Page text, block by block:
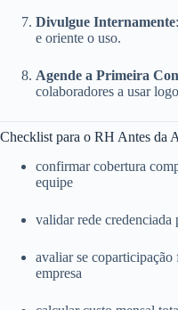
Divulgue Internamente
e oriente o uso.
Agende a Primeira
colaboradores a usar
Checklist para o RH Antes da
confirmar cobertura
equipe
validar rede credenciada
avaliar se
empresa